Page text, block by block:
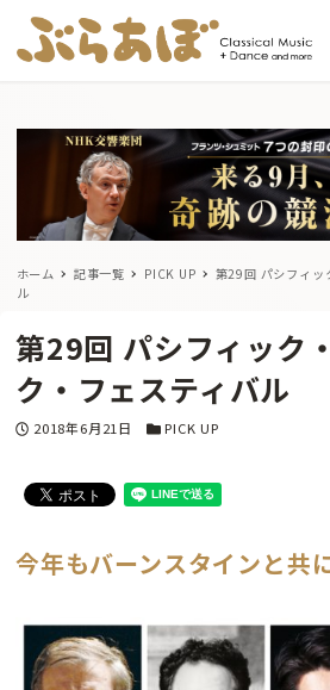
ホーム 記事一覧 PICK UP
第29回 パシフィッ
ル
第29回 パシフィック
ク・フェスティバル
投稿日
2018年6月21日 カテゴリー
PICK UP
今年もバーンスタインと共